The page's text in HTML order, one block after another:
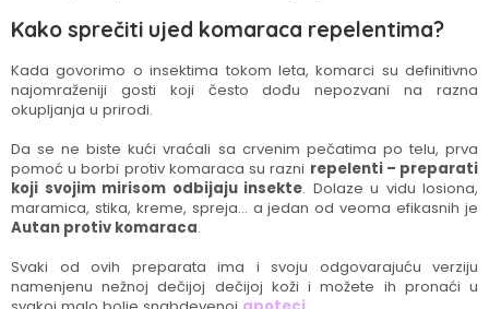
Kako sprečiti ujed komaraca repelentima?
Kada govorimo o insektima tokom leta, komarci su definitivno
najomraženiji gosti koji često dođu nepozvani na razna
okupljanja u prirodi.
Da se ne biste kući vraćali sa crvenim pečatima po telu, prva
pomoć u borbi protiv komaraca su razni repelenti – preparati
koji svojim mirisom odbijaju insekte. Dolaze u vidu losiona,
maramica, stika, kreme, spreja… a jedan od veoma efikasnih je
Autan protiv komaraca.
Svaki od ovih preparata ima i svoju odgovarajuću verziju
namenjenu nežnoj dečijoj dečijoj koži i možete ih pronaći u